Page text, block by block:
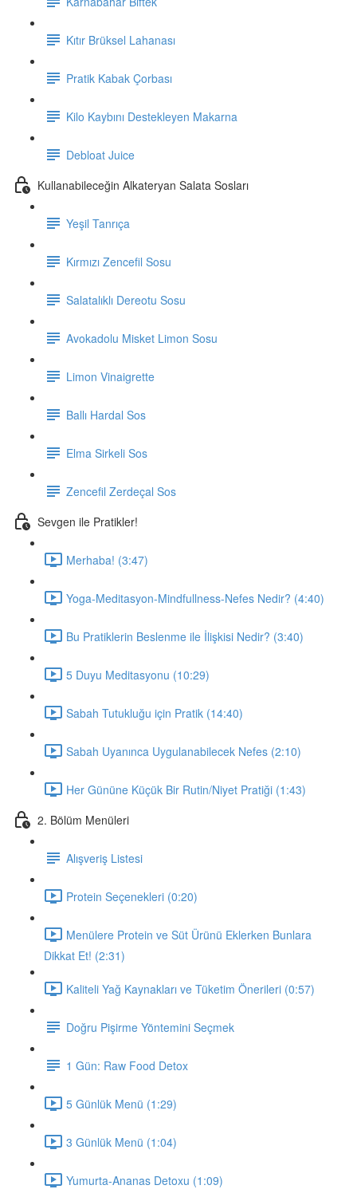
Kıtır Brüksel Lahanası
Pratik Kabak Çorbası
Kilo Kaybını Destekleyen Makarna
Debloat Juice
Kullanabileceğin Alkateryan Salata Sosları
Yeşil Tanrıça
Kırmızı Zencefil Sosu
Salatalıklı Dereotu Sosu
Avokadolu Misket Limon Sosu
Limon Vinaigrette
Ballı Hardal Sos
Elma Sirkeli Sos
Zencefil Zerdeçal Sos
Sevgen ile Pratikler!
Merhaba! (3:47)
Yoga-Meditasyon-Mindfullness-Nefes Nedir? (4:40)
Bu Pratiklerin Beslenme ile İlişkisi Nedir? (3:40)
5 Duyu Meditasyonu (10:29)
Sabah Tutukluğu için Pratik (14:40)
Sabah Uyanınca Uygulanabilecek Nefes (2:10)
Her Gününe Küçük Bir Rutin/Niyet Pratiği (1:43)
2. Bölüm Menüleri
Alışveriş Listesi
Protein Seçenekleri (0:20)
Menülere Protein ve Süt Ürünü Eklerken Bunlara
Dikkat Et! (2:31)
Kaliteli Yağ Kaynakları ve Tüketim Önerileri (0:57)
Doğru Pişirme Yöntemini Seçmek
1 Gün: Raw Food Detox
5 Günlük Menü (1:29)
3 Günlük Menü (1:04)
Yumurta-Ananas Detoxu (1:09)